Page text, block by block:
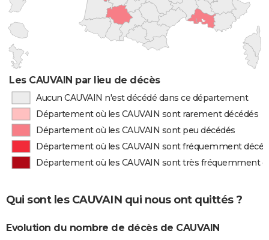
Les CAUVAIN par lieu de décès
Aucun CAUVAIN n'est décédé dans ce département
Département où les CAUVAIN sont rarement décédés
Département où les CAUVAIN sont peu décédés
Département où les CAUVAIN sont fréquemment
Département où les CAUVAIN sont très fréquemment
Qui sont les CAUVAIN qui nous ont quittés ?
Evolution du nombre de décès de CAUVAIN